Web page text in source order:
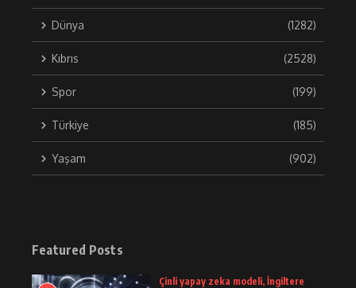
Dünya (1282)
Kıbrıs (2528)
Spor (199)
Türkiye (185)
Yaşam (902)
Featured Posts
Çinli yapay zeka modeli, İngiltere